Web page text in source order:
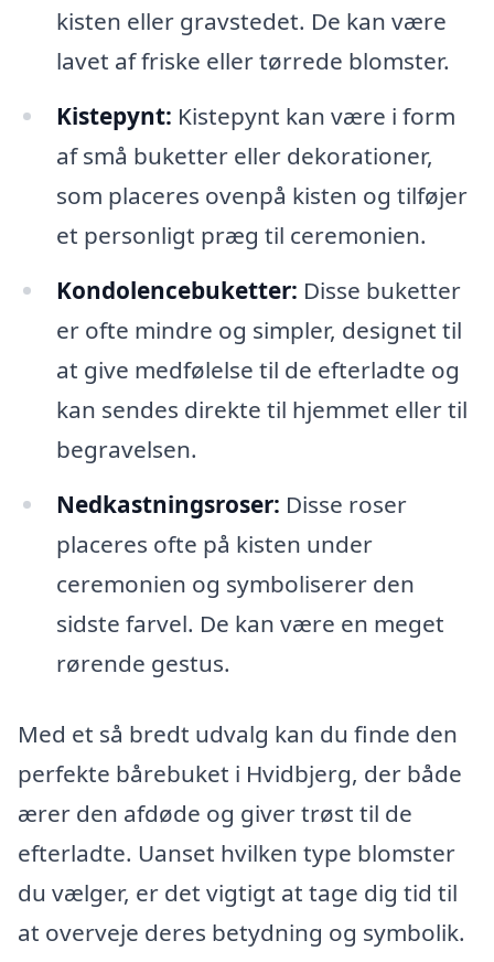
kisten eller gravstedet. De kan være
lavet af friske eller tørrede blomster.
Kistepynt: Kistepynt kan være i form
af små buketter eller dekorationer,
som placeres ovenpå kisten og tilføjer
et personligt præg til ceremonien.
Kondolencebuketter: Disse buketter
er ofte mindre og simpler, designet til
at give medfølelse til de efterladte og
kan sendes direkte til hjemmet eller til
begravelsen.
Nedkastningsroser: Disse roser
placeres ofte på kisten under
ceremonien og symboliserer den
sidste farvel. De kan være en meget
rørende gestus.
Med et så bredt udvalg kan du finde den
perfekte bårebuket i Hvidbjerg, der både
ærer den afdøde og giver trøst til de
efterladte. Uanset hvilken type blomster
du vælger, er det vigtigt at tage dig tid til
at overveje deres betydning og symbolik.